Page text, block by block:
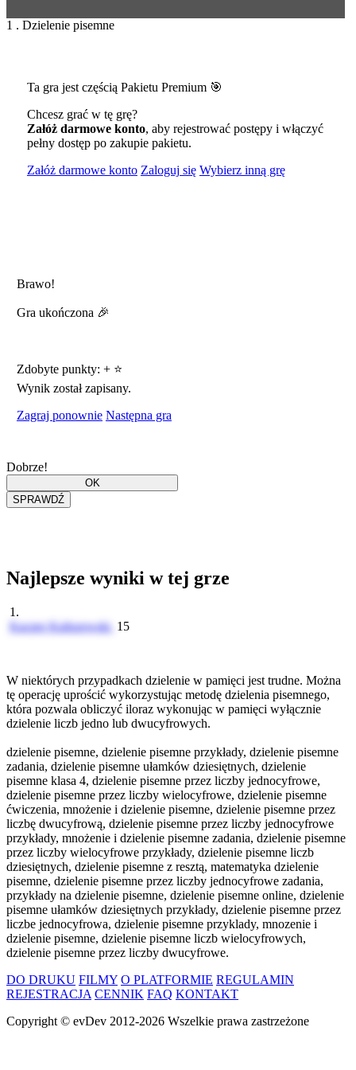
1 . Dzielenie pisemne
Ta gra jest częścią Pakietu Premium 🎯
Chcesz grać w tę grę?
Załóż darmowe konto, aby rejestrować postępy i włączyć
pełny dostęp po zakupie pakietu.
Załóż darmowe konto Zaloguj się Wybierz inną grę
Brawo!
Gra ukończona 🎉
Zdobyte punkty: +⭐
Wynik został zapisany.
Zagraj ponownie Następna gra
Dobrze!
Najlepsze wyniki w tej grze
1.
Kacper Kaliszewski 15
W niektórych przypadkach dzielenie w pamięci jest trudne. Można
tę operację uprościć wykorzystując metodę dzielenia pisemnego,
która pozwala obliczyć iloraz wykonując w pamięci wyłącznie
dzielenie liczb jedno lub dwucyfrowych.
dzielenie pisemne, dzielenie pisemne przykłady, dzielenie pisemne
zadania, dzielenie pisemne ułamków dziesiętnych, dzielenie
pisemne klasa 4, dzielenie pisemne przez liczby jednocyfrowe,
dzielenie pisemne przez liczby wielocyfrowe, dzielenie pisemne
ćwiczenia, mnożenie i dzielenie pisemne, dzielenie pisemne przez
liczbę dwucyfrową, dzielenie pisemne przez liczby jednocyfrowe
przykłady, mnożenie i dzielenie pisemne zadania, dzielenie pisemne
przez liczby wielocyfrowe przykłady, dzielenie pisemne liczb
dziesiętnych, dzielenie pisemne z resztą, matematyka dzielenie
pisemne, dzielenie pisemne przez liczby jednocyfrowe zadania,
przykłady na dzielenie pisemne, dzielenie pisemne online, dzielenie
pisemne ułamków dziesiętnych przykłady, dzielenie pisemne przez
liczbe jednocyfrowa, dzielenie pisemne przyklady, mnozenie i
dzielenie pisemne, dzielenie pisemne liczb wielocyfrowych,
dzielenie pisemne przez liczby dwucyfrowe.
DO DRUKU FILMY O PLATFORMIE REGULAMIN
REJESTRACJA CENNIK FAQ KONTAKT
Copyright © evDev 2012-2026 Wszelkie prawa zastrzeżone